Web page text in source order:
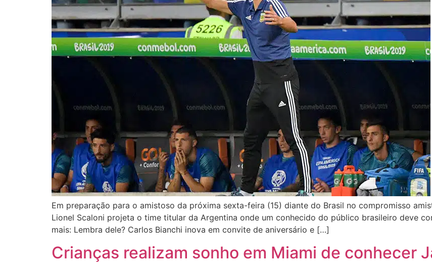
Em preparação para o amistoso da próxima sexta-feira (15) diante do Brasil no compromisso
Lionel Scaloni projeta o time titular da Argentina onde um conhecido do público brasileiro deve
mais: Lembra dele? Carlos Bianchi inova em convite de aniversário e […]
Crianças realizam sonho em Miami de conhecer